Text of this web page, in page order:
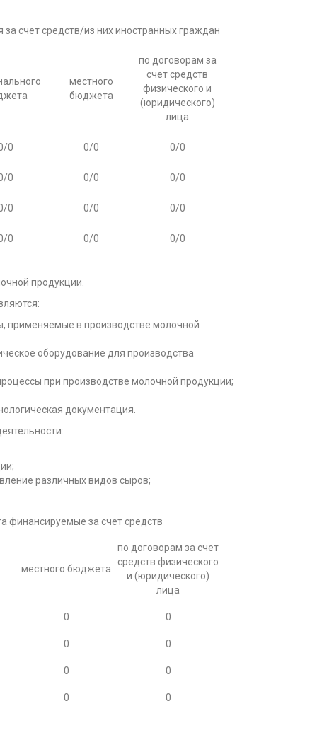
счет средств/из них иностранных граждан
местного
бюджета
по договорам за
счет средств
физического и
(юридического)
лица
0 0/0 0/0
0 0/0 0/0
0 0/0 0/0
0 0/0 0/0
продукции.
применяемые в производстве молочной
оборудование для производства
при производстве молочной продукции;
документация.
различных видов сыров;
финансируемые за счет средств
местного бюджета
по договорам за счет
средств физического
и (юридического)
лица
0 0
0 0
0 0
0 0